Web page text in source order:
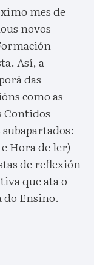
mes de
novos
Así, a
das
como as
Contidos
subapartados:
Hora de ler)
de reflexión
que ata o
do Ensino.